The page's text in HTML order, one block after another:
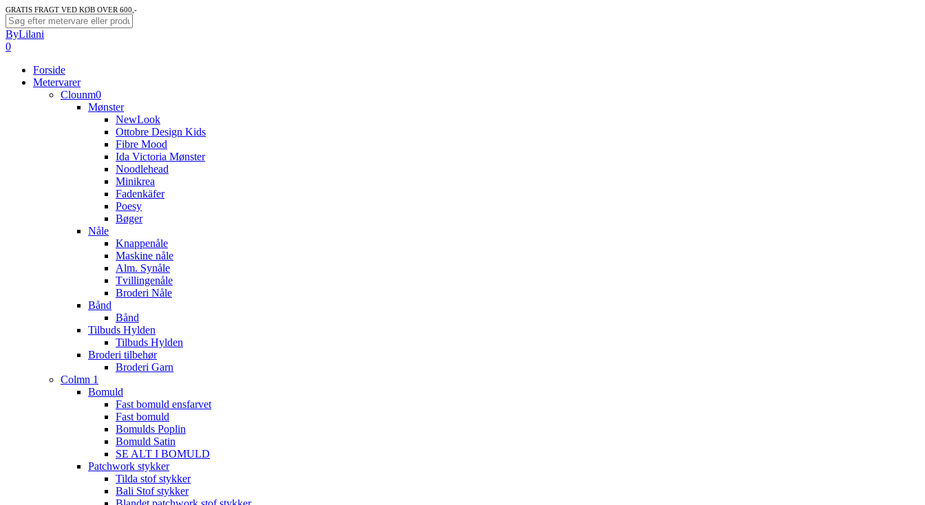
Skip
to
main
content
GRATIS FRAGT VED KØB OVER 600,-
Close
Search
ByLilani
search
account
0
Forside
Metervarer
Clounm0
Mønster
NewLook
Ottobre Design Kids
Fibre Mood
Ida Victoria Mønster
Noodlehead
Minikrea
Fadenkäfer
Poesy
Bøger
Nåle
Knappenåle
Maskine nåle
Alm. Synåle
Tvillingenåle
Broderi Nåle
Bånd
Bånd
Tilbuds Hylden
Tilbuds Hylden
Broderi tilbehør
Broderi Garn
Colmn 1
Bomuld
Fast bomuld ensfarvet
Fast bomuld
Bomulds Poplin
Bomuld Satin
SE ALT I BOMULD
Patchwork stykker
Tilda stof stykker
Bali Stof stykker